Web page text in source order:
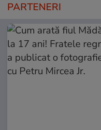
PARTENERI